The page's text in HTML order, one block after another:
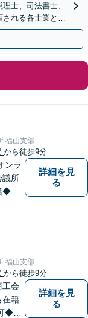
士、司法書士、
れる各士業との
ます」
福山支部
から徒歩9分
ンラ
議所
刑
だ
り
。
詳細を見
る
福山支部
から徒歩9分
会
在籍
◆離
詳細を見
る